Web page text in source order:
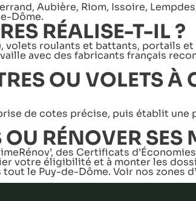
Aubière, Riom, Issoire,
Dôme.
RÉALISE-T-IL ?
volets roulants et battants, portails
avec des fabricants français
OU VOLETS À
de cotes précise, puis établit
RÉNOVER SES
des Certificats d’Économies
votre éligibilité et à monter les
tout le Puy-de-Dôme. Voir nos zones